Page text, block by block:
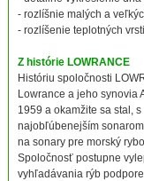
- rozlíšnie malých a
- rozlíšenie teplotných
Z histórie LOWRANCE
Históriu spoločnosti
Lowrance a jeho synovia
1959 a okamžite sa stal,
najobľúbenejším
na sonary pre morský
Spoločnosť postupne
vyhľadávania rýb